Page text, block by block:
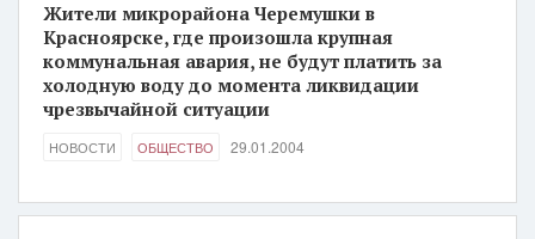
Жители микрорайона Черемушки в
Красноярске, где произошла крупная
коммунальная авария, не будут платить за
холодную воду до момента ликвидации
чрезвычайной ситуации
НОВОСТИ ОБЩЕСТВО 29.01.2004